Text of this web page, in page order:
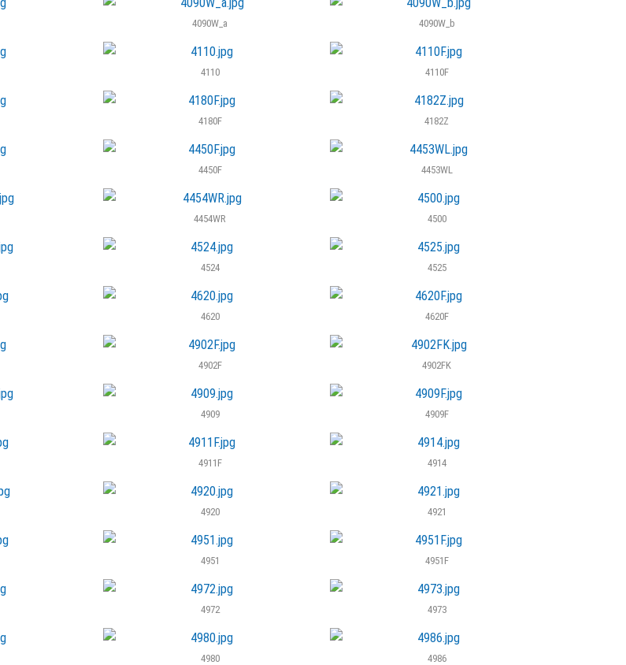
4090W_a 4090W_b
4110 4110F
4180F 4182Z
4450F 4453WL
4454WR 4500
4524 4525
4620 4620F
4902F 4902FK
4909 4909F
4911F 4914
4920 4921
4951 4951F
4972 4973
4980 4986